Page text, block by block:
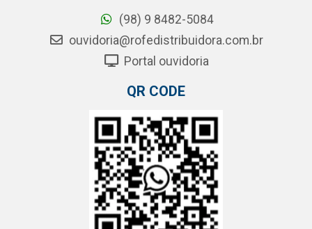
(98) 9 8482-5084
ouvidoria@rofedistribuidora.com.br
Portal ouvidoria
QR CODE